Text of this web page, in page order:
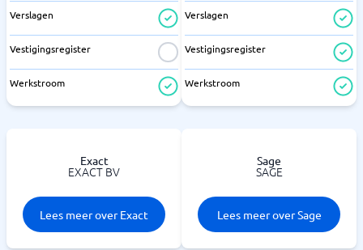
Verslagen
Vestigingsregister
Werkstroom
Verslagen
Vestigingsregister
Werkstroom
Exact
EXACT BV
Lees meer over Exact
Sage
SAGE
Lees meer over Sage